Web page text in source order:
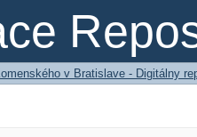
v Bratislave - Digitálny